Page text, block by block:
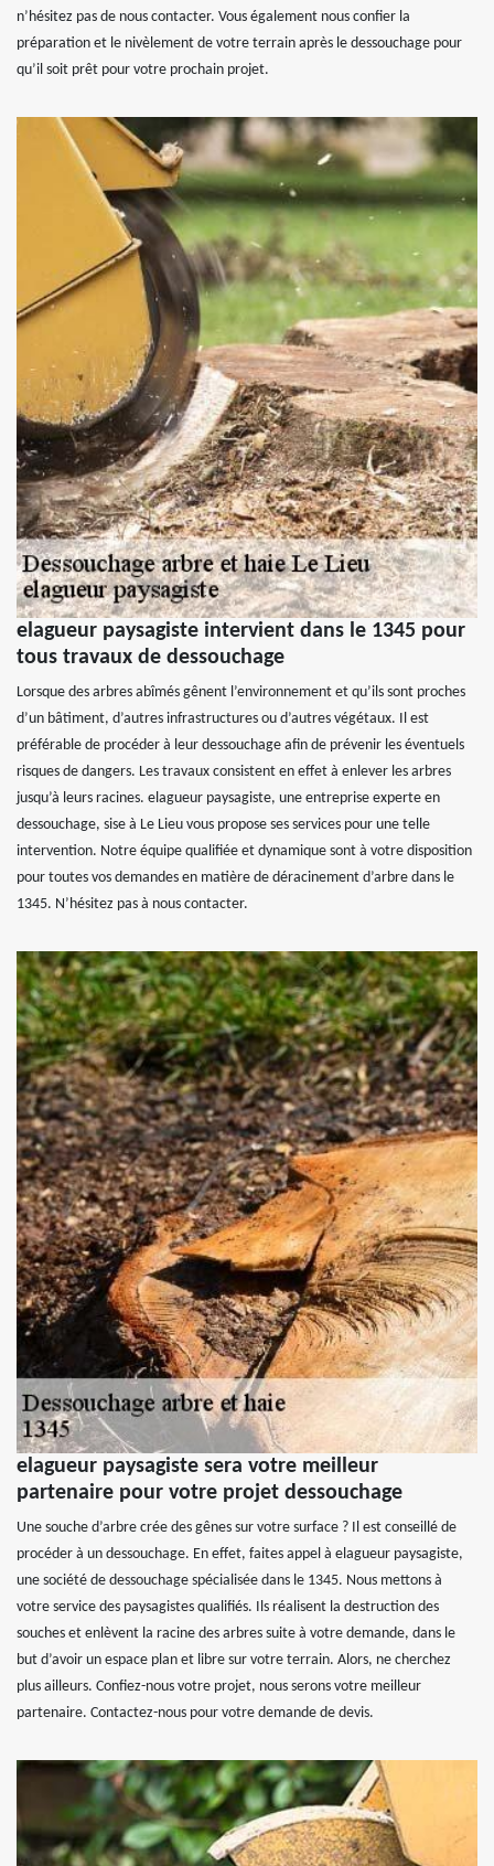
n’hésitez pas de nous contacter. Vous également nous confier la
préparation et le nivèlement de votre terrain après le dessouchage pour
qu’il soit prêt pour votre prochain projet.
elagueur paysagiste intervient dans le 1345 pour
tous travaux de dessouchage
Lorsque des arbres abîmés gênent l’environnement et qu’ils sont proches
d’un bâtiment, d’autres infrastructures ou d’autres végétaux. Il est
préférable de procéder à leur dessouchage afin de prévenir les éventuels
risques de dangers. Les travaux consistent en effet à enlever les arbres
jusqu’à leurs racines. elagueur paysagiste, une entreprise experte en
dessouchage, sise à Le Lieu vous propose ses services pour une telle
intervention. Notre équipe qualifiée et dynamique sont à votre disposition
pour toutes vos demandes en matière de déracinement d’arbre dans le
1345. N’hésitez pas à nous contacter.
elagueur paysagiste sera votre meilleur
partenaire pour votre projet dessouchage
Une souche d’arbre crée des gênes sur votre surface ? Il est conseillé de
procéder à un dessouchage. En effet, faites appel à elagueur paysagiste,
une société de dessouchage spécialisée dans le 1345. Nous mettons à
votre service des paysagistes qualifiés. Ils réalisent la destruction des
souches et enlèvent la racine des arbres suite à votre demande, dans le
but d’avoir un espace plan et libre sur votre terrain. Alors, ne cherchez
plus ailleurs. Confiez-nous votre projet, nous serons votre meilleur
partenaire. Contactez-nous pour votre demande de devis.